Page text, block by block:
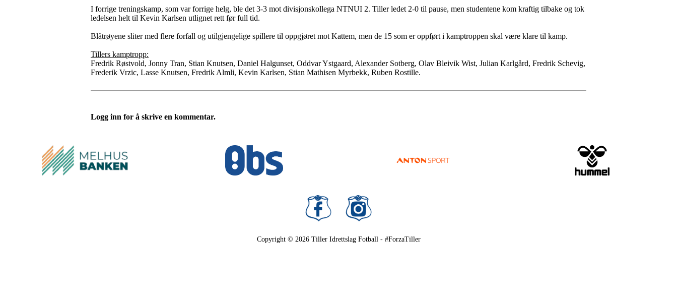
I forrige treningskamp, som var forrige helg, ble det 3-3 mot divisjonskollega NTNUI 2. Tiller ledet 2-0 til pause, men studentene kom kraftig tilbake og tok
ledelsen helt til Kevin Karlsen utlignet rett før full tid.
Blåtrøyene sliter med flere forfall og utilgjengelige spillere til oppgjøret mot Kattem, men de 15 som er oppført i kamptroppen skal være klare til kamp.
Tillers kamptropp:
Fredrik Røstvold, Jonny Tran, Stian Knutsen, Daniel Halgunset, Oddvar Ystgaard, Alexander Sotberg, Olav Bleivik Wist, Julian Karlgård, Fredrik Schevig,
Frederik Vrzic, Lasse Knutsen, Fredrik Almli, Kevin Karlsen, Stian Mathisen Myrbekk, Ruben Rostille.
Logg inn for å skrive en kommentar.
Copyright © 2026 Tiller Idrettslag Fotball - #ForzaTiller